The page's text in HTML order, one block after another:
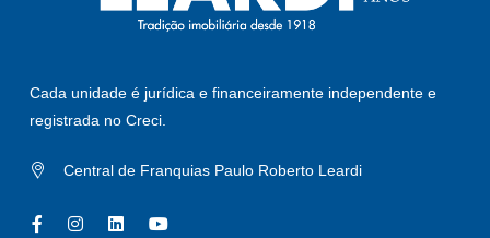
Cada unidade é jurídica e financeiramente independente e
registrada no Creci.
Central de Franquias Paulo Roberto Leardi